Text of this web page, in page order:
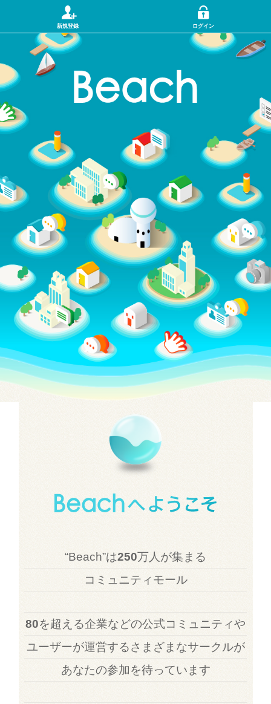
新規登録 ログイン
“Beach”は250万人が集まる
コミュニティモール
80を超える企業などの公式コミュニティや
ユーザーが運営するさまざまなサークルが
あなたの参加を待っています